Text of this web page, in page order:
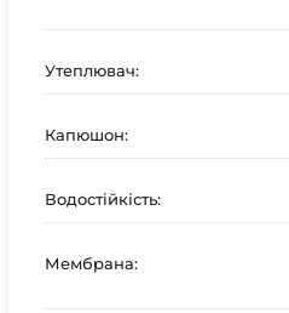
Утеплювач:
Капюшон:
Водостійкість:
Мембрана: